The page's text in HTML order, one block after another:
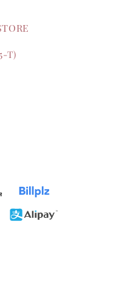
T)